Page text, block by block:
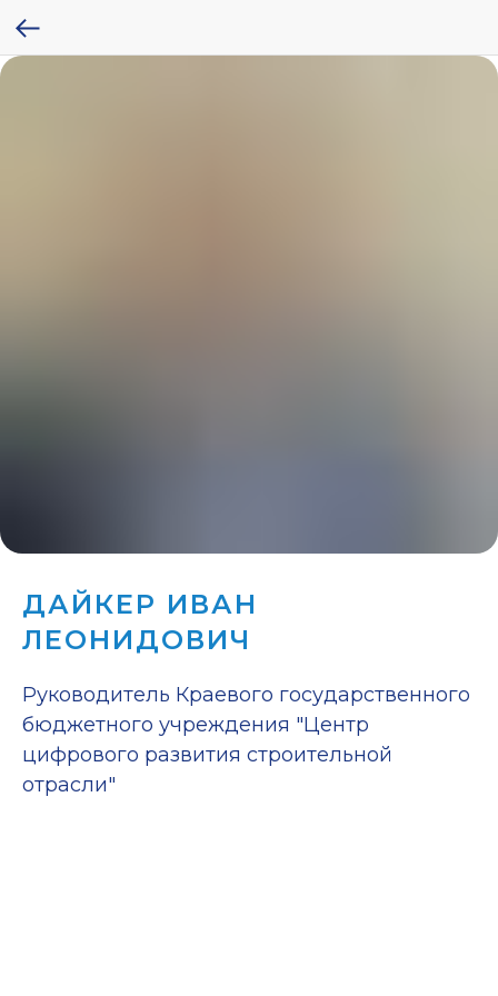
ДАЙКЕР ИВАН
ЛЕОНИДОВИЧ
Руководитель Краевого государственного
бюджетного учреждения "Центр
цифрового развития строительной
отрасли"